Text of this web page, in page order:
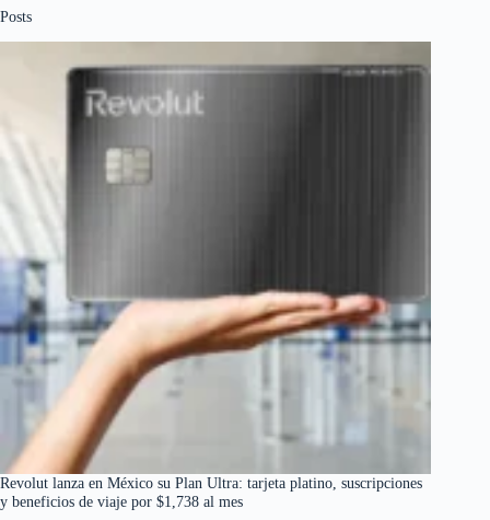
Posts
Revolut lanza en México su Plan Ultra: tarjeta platino, suscripciones
y beneficios de viaje por $1,738 al mes